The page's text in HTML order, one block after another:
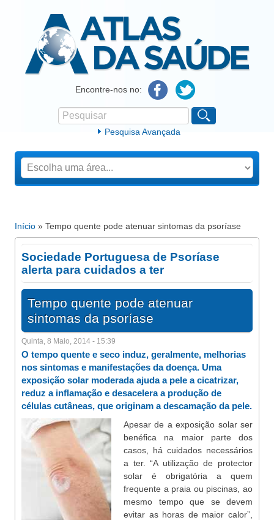
Atlas da SaúdeEncontre-nos no:
Formulário de procura
Pesquisar
Pesquisa Avançada
Está aqui
Início » Tempo quente pode atenuar sintomas da psoríase
Sociedade Portuguesa de Psoríase
alerta para cuidados a ter
Tempo quente pode atenuar
sintomas da psoríase
Quinta, 8 Maio, 2014 - 15:39
O tempo quente e seco induz, geralmente, melhorias
nos sintomas e manifestações da doença. Uma
exposição solar moderada ajuda a pele a cicatrizar,
reduz a inflamação e desacelera a produção de
células cutâneas, que originam a descamação da pele.
Apesar de a exposição solar ser
benéfica na maior parte dos
casos, há cuidados necessários
a ter. “A utilização de protector
solar é obrigatória a quem
frequente a praia ou piscinas, ao
mesmo tempo que se devem
evitar as horas de maior calor”,